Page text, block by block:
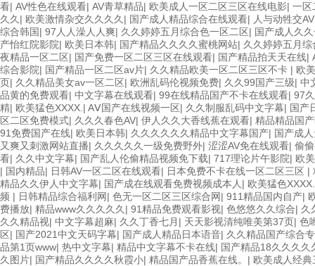
看| AV性色在线观看| AV青草精品| 欧美成人一区二区三区在线电影| 一区
久久 | 欧美激情杂交久久久久 | 国产成人精品综合在线观看| 人与动牲交
综合韩国| 97人人澡人人爽| 久久婷婷五月综合色一区二区| 国产成人久
产怡红院影院| 欧美日本韩| 国产精品久久久久蜜桃网站| 久久婷婷五月综
夜精品一区二区| 国产免费一区二区三区在线观看| 国产精品拍天天在线|
综合影院| 国产精品一区二区av片| 久久精品欧美一区二区三区不卡 | 欧
页| 久久精品美女av一区二区| 欧洲乱码伦视频免费| 久久99国产三级| 中
品黄的免费观看| 中文字幕在线观看| 99在线精品国产不卡在线观看| 97
精| 欧美猛色XXXX. | AⅤ国产在线视频一区| 久久制服乱码中文字幕| 国产
区二区免费模式| 久久久春色AV| 伊人久久大香线蕉在观看| 精品精品国
91免费国产在线| 欧美日本韩| 久久久久久久精品中文字幕国产| 国产成
又爽又刺激网站直播| 久久久久久一级免费野外| 涩涩AV免在线观看| 偷
看| 久久中文字幕| 国产乱人伦偷精品视频免下载| 717理论片午影院| 欧
| 国内精品| 日韩AV一区二区在线观看| 日本免费不卡在线一区二区三区 |
精品久久伊人中文字幕| 国产成在线观看免费视频成本人 | 欧美猛色XXXX.
频 | 日韩精品综合福利网| 色无一区二区三区综合网| 911精品国内自产|
费播放| 精品www久久久久久 | 91精品免费观看影视| 色悠悠久久综合| 久
久久精品视| 中文字幕超麻| 久久丁香七月 | 天天影视清纯唯美第37页| 色
区| 国产2021中文天码字幕| 国产成人精品日本语音| 久久精品国产综合
品第1页www| 热中文字幕| 精品中文字幕不卡在线| 国产精品18久久久久
久图片| 国产精品久久久久秋霞小| 精品国产品香蕉在线。 | 欧美成人经